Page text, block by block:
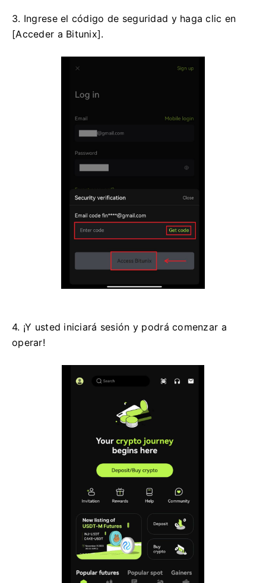
3. Ingrese el código de seguridad y haga clic en
[Acceder a Bitunix].
4. ¡Y usted iniciará sesión y podrá comenzar a
operar!